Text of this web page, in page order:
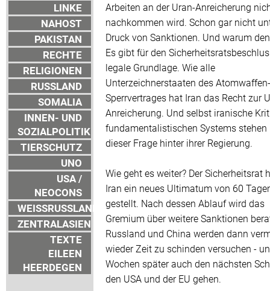
LINKE
NAHOST
PAKISTAN
RECHTE
RELIGIONEN
RUSSLAND
SOMALIA
INNEN- UND
SOZIALPOLITIK
TIERSCHUTZ
UNO
USA /
NEOCONS
WEISSRUSSLAND
ZENTRALASIEN
TEXTE
EILEEN
HEERDEGEN
Arbeiten an der Uran-Anreicherung
nachkommen wird. Schon gar nicht
Druck von Sanktionen. Und warum
Es gibt für den
legale Grundlage. Wie alle
Unterzeichnerstaaten des Atomwaffen-
Sperrvertrages hat Iran das Recht zur
Anreicherung. Und selbst iranische
fundamentalistischen Systems stehen
dieser Frage hinter ihrer Regierung.
Wie geht es weiter? Der Sicherheitsrat
Iran ein neues Ultimatum von 60
gestellt. Nach dessen Ablauf wird das
Gremium über weitere Sanktionen
Russland und China werden dann
wieder Zeit zu schinden versuchen -
Wochen später auch den nächsten
den USA und der EU gehen.